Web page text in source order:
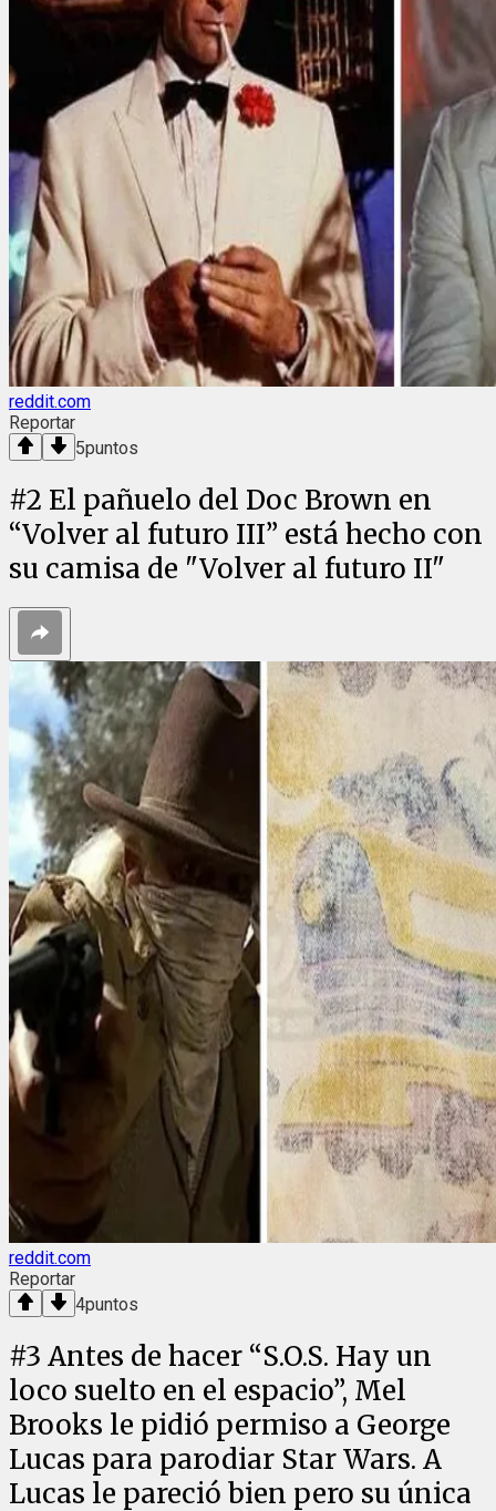
reddit.com
Reportar
5puntos
#2 El pañuelo del Doc Brown en
“Volver al futuro III” está hecho con
su camisa de "Volver al futuro II"
reddit.com
Reportar
4puntos
#3 Antes de hacer “S.O.S. Hay un
loco suelto en el espacio”, Mel
Brooks le pidió permiso a George
Lucas para parodiar Star Wars. A
Lucas le pareció bien pero su única